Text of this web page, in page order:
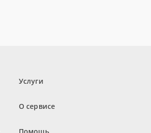
Услуги
О сервисе
Помощь